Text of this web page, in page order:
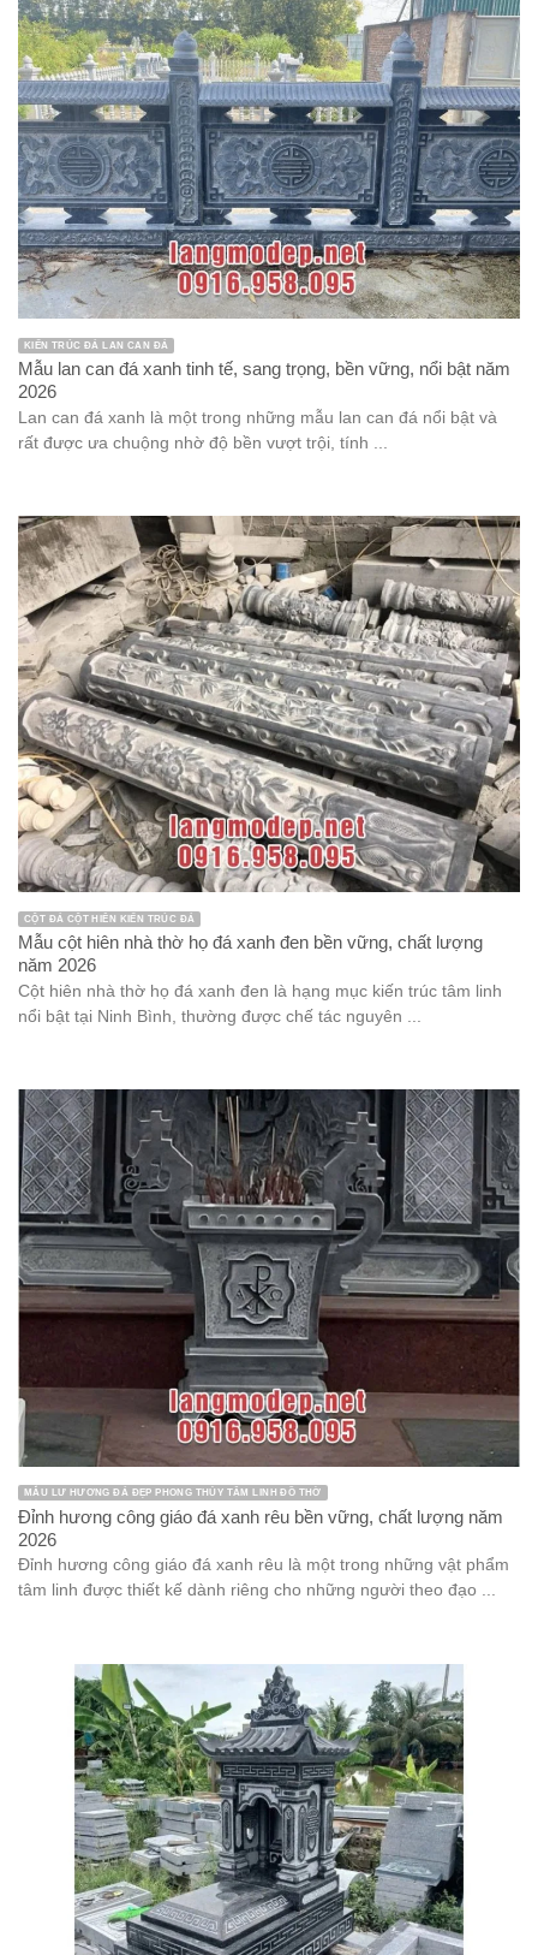
KIẾN TRÚC ĐÁ LAN CAN ĐÁ
Mẫu lan can đá xanh tinh tế, sang trọng, bền vững, nổi bật năm
2026
Lan can đá xanh là một trong những mẫu lan can đá nổi bật và
rất được ưa chuộng nhờ độ bền vượt trội, tính ...
CỘT ĐÁ CỘT HIÊN KIẾN TRÚC ĐÁ
Mẫu cột hiên nhà thờ họ đá xanh đen bền vững, chất lượng
năm 2026
Cột hiên nhà thờ họ đá xanh đen là hạng mục kiến trúc tâm linh
nổi bật tại Ninh Bình, thường được chế tác nguyên ...
MẪU LƯ HƯƠNG ĐÁ ĐẸP PHONG THỦY TÂM LINH ĐỒ THỜ
Đỉnh hương công giáo đá xanh rêu bền vững, chất lượng năm
2026
Đỉnh hương công giáo đá xanh rêu là một trong những vật phẩm
tâm linh được thiết kế dành riêng cho những người theo đạo ...